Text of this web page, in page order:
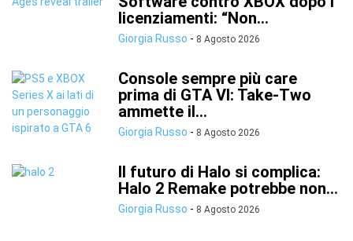
licenziamenti: “Non...
Giorgia Russo - 8 Agosto 2026
Console sempre più care
prima di GTA VI: Take-Two
ammette il...
Giorgia Russo - 8 Agosto 2026
Il futuro di Halo si complica:
Halo 2 Remake potrebbe non...
Giorgia Russo - 8 Agosto 2026